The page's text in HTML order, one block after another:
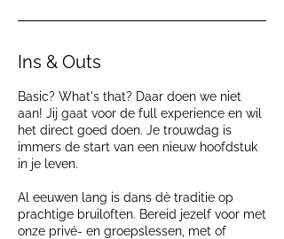
Ins & Outs
Basic? What's that? Daar doen we niet
aan! Jij gaat voor de full experience en wil
het direct goed doen. Je trouwdag is
immers de start van een nieuw hoofdstuk
in je leven.
Al eeuwen lang is dans dè traditie op
prachtige bruiloften. Bereid jezelf voor met
onze privé- en groepslessen, met of